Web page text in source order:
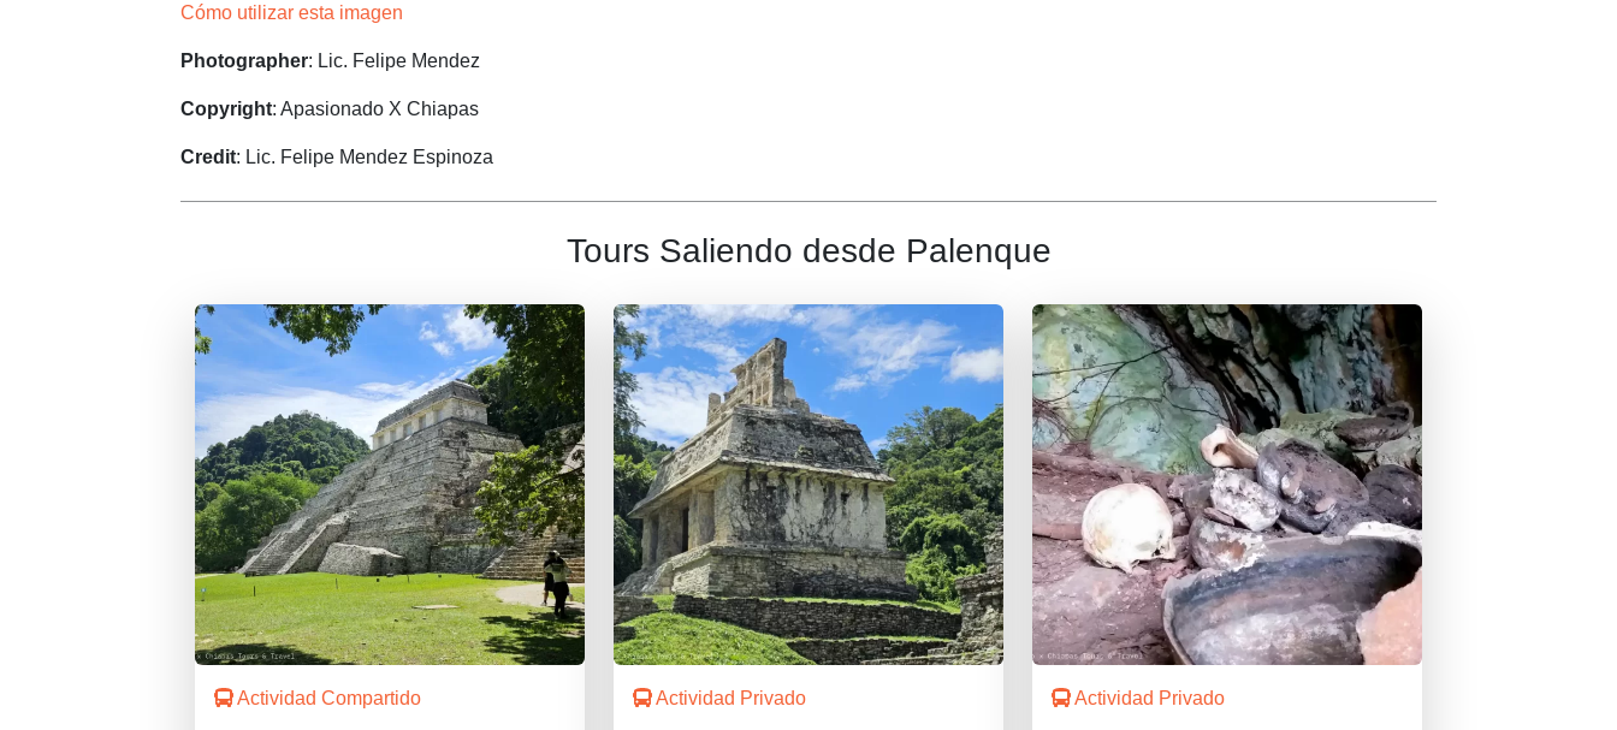
Cómo utilizar esta imagen
Photographer: Lic. Felipe Mendez
Copyright: Apasionado X Chiapas
Credit: Lic. Felipe Mendez Espinoza
Tours Saliendo desde Palenque
Actividad Compartido Actividad Privado Actividad Privado